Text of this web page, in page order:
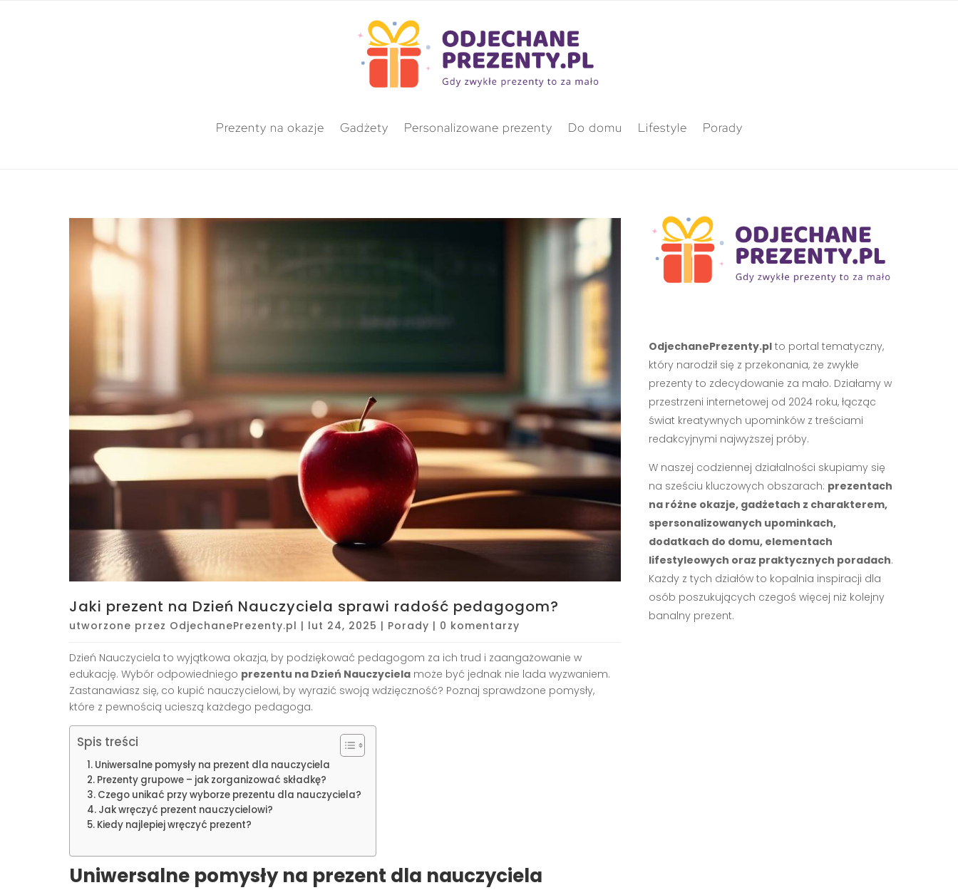
Prezenty na okazje Gadżety Personalizowane prezenty Do domu Lifestyle Porady
Jaki prezent na Dzień Nauczyciela sprawi radość pedagogom?
utworzone przez OdjechanePrezenty.pl | lut 24, 2025 | Porady | 0 komentarzy
Dzień Nauczyciela to wyjątkowa okazja, by podziękować pedagogom za ich trud i zaangażowanie w
edukację. Wybór odpowiedniego prezentu na Dzień Nauczyciela może być jednak nie lada wyzwaniem.
Zastanawiasz się, co kupić nauczycielowi, by wyrazić swoją wdzięczność? Poznaj sprawdzone pomysły,
które z pewnością ucieszą każdego pedagoga.
Spis treści
Uniwersalne pomysły na prezent dla nauczyciela
Prezenty grupowe – jak zorganizować składkę?
Czego unikać przy wyborze prezentu dla nauczyciela?
Jak wręczyć prezent nauczycielowi?
Kiedy najlepiej wręczyć prezent?
Uniwersalne pomysły na prezent dla nauczyciela
OdjechanePrezenty.plto portal tematyczny,
który narodził się z przekonania, że zwykłe
prezenty to zdecydowanie za mało. Działamy w
przestrzeni internetowej od 2024 roku, łącząc
świat kreatywnych upominków z treściami
redakcyjnymi najwyższej próby.
W naszej codziennej działalności skupiamy się
na sześciu kluczowych obszarach: prezentach
na różne okazje, gadżetach z charakterem,
spersonalizowanych upominkach,
dodatkach do domu, elementach
lifestyleowych oraz praktycznych poradach.
Każdy z tych działów to kopalnia inspiracji dla
osób poszukujących czegoś więcej niż kolejny
banalny prezent.